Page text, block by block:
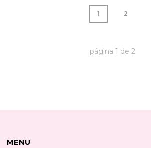
1 2
página 1 de 2
MENU